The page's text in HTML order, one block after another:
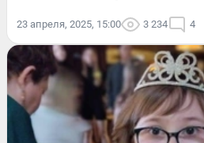
23 апреля, 2025, 15:00 3 234 4